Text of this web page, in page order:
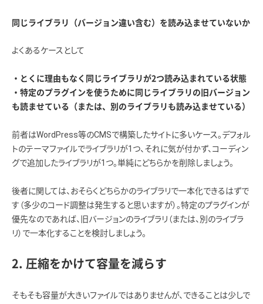
同じライブラリ（バージョン違い含む）を読み込ませていないか
よくあるケースとして
・とくに理由もなく同じライブラリが2つ読み込まれている状態
・特定のプラグインを使うために同じライブラリの旧バージョン
も読ませている（または、別のライブラリも読み込ませている）
前者はWordPress等のCMSで構築したサイトに多いケース。デフォル
トのテーマファイルでライブラリが1つ、それに気が付かず、コーディン
グで追加したライブラリが1つ。単純にどちらかを削除しましょう。
後者に関しては、おそらくどちらかのライブラリで一本化できるはずで
す（多少のコード調整は発生すると思いますが）。特定のプラグインが
優先なのであれば、旧バージョンのライブラリ（または、別のライブラ
リ）で一本化することを検討しましょう。
2. 圧縮をかけて容量を減らす
そもそも容量が大きいファイルではありませんが、できることは少しで